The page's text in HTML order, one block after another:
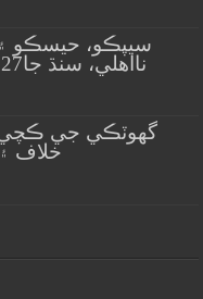
سيپڪو،
نااهلي، سنڌ جا127 ارب رپيا ٻڏي ويا؟
گهوٽڪي جي ڪچي
خلاف